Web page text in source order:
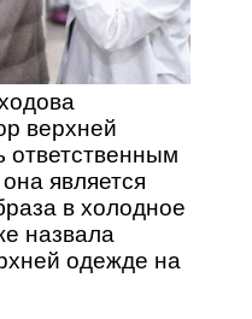
верхней
является
в холодное
назвала
одежде на